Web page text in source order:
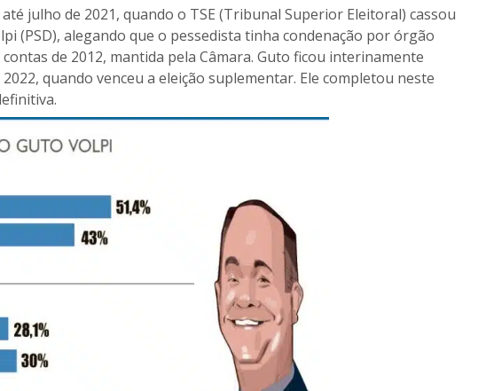
julho de 2021, quando o TSE (Tribunal Superior Eleitoral) cassou
(PSD), alegando que o pessedista tinha condenação por órgão
de 2012, mantida pela Câmara. Guto ficou interinamente
quando venceu a eleição suplementar. Ele completou neste